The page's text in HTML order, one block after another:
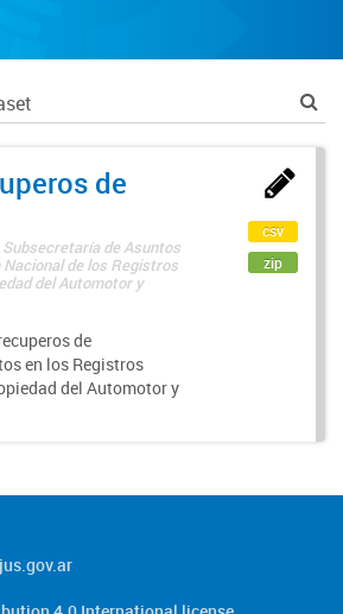
de
de Asuntos
de los Registros
del Automotor y
de
en los Registros
del Automotor y
csv
zip